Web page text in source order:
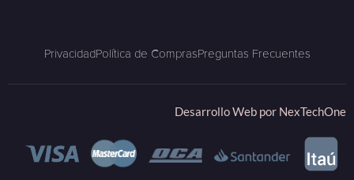
PrivacidadPolítica de ComprasPreguntas Frecuentes
Desarrollo Web por NexTechOne